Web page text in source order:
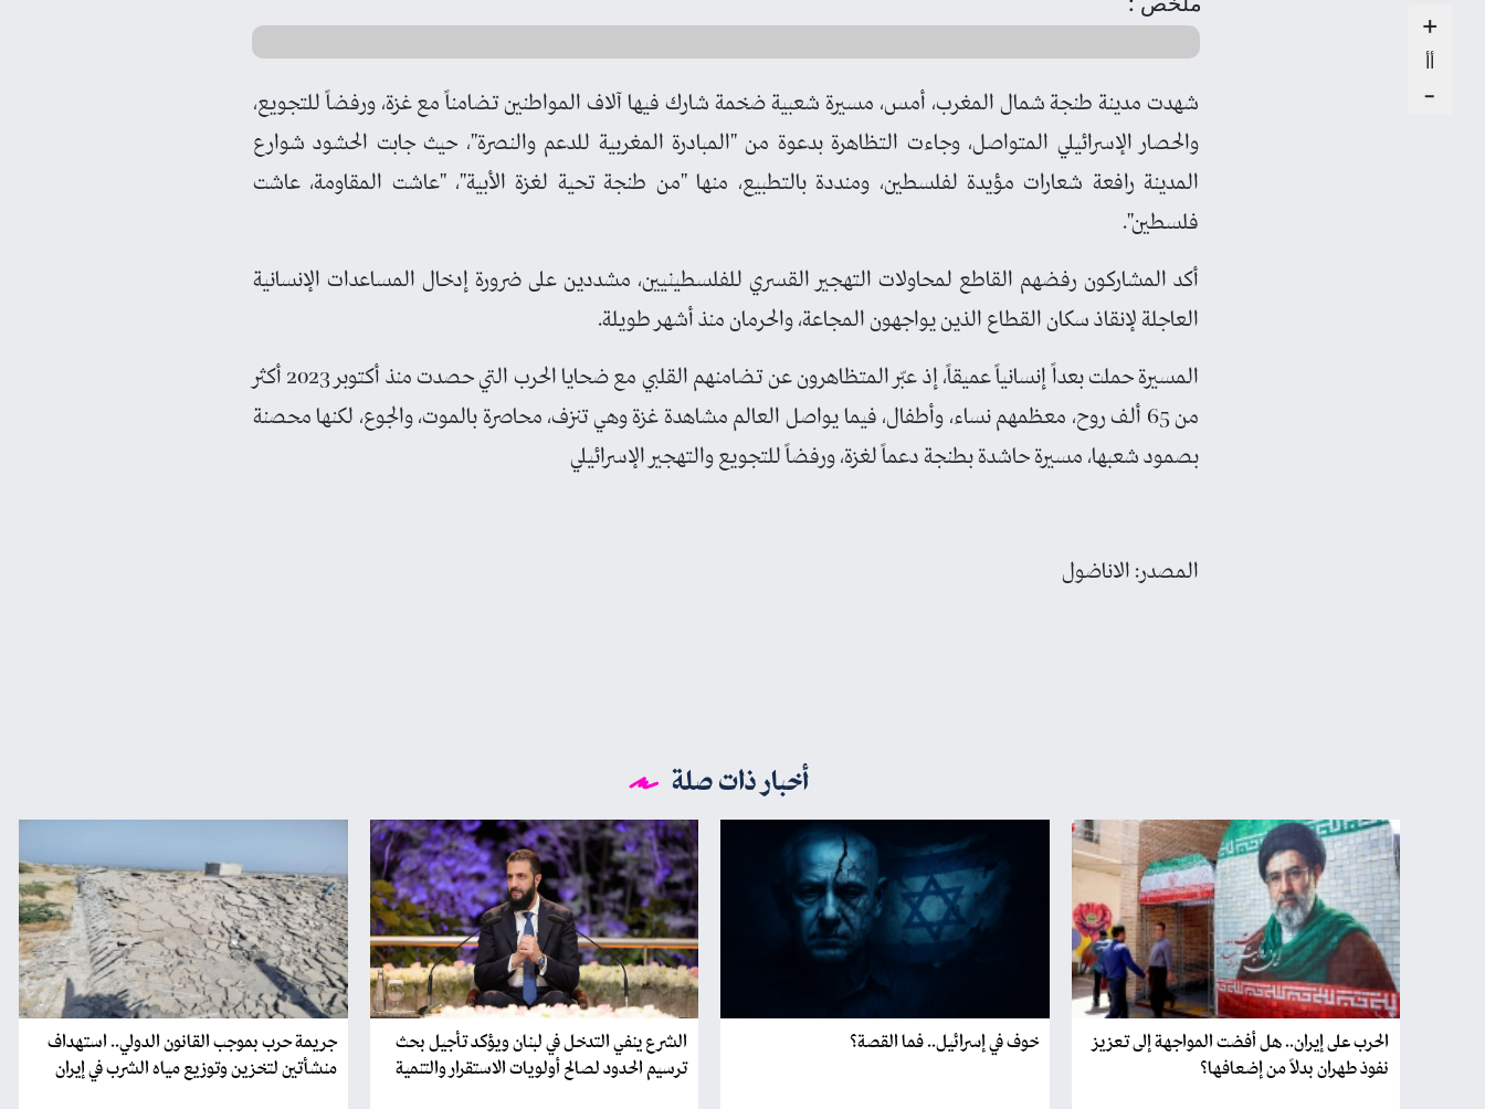
+
أأ
-
شهدت مدينة طنجة شمال المغرب، أمس، مسيرة شعبية ضخمة شارك فيها آلاف المواطنين تضامناً مع غزة، ورفضاً للتجويع،
والحصار الإسرائيلي المتواصل، وجاءت التظاهرة بدعوة من "المبادرة المغربية للدعم والنصرة"، حيث جابت الحشود شوارع
المدينة رافعة شعارات مؤيدة لفلسطين، ومنددة بالتطبيع، منها "من طنجة تحية لغزة الأبية"، "عاشت المقاومة، عاشت
فلسطين".
أكد المشاركون رفضهم القاطع لمحاولات التهجير القسري للفلسطينيين، مشددين على ضرورة إدخال المساعدات الإنسانية
العاجلة لإنقاذ سكان القطاع الذين يواجهون المجاعة، والحرمان منذ أشهر طويلة.
المسيرة حملت بعداً إنسانياً عميقاً، إذ عبّر المتظاهرون عن تضامنهم القلبي مع ضحايا الحرب التي حصدت منذ أكتوبر 2023 أكثر
من 65 ألف روح، معظمهم نساء، وأطفال، فيما يواصل العالم مشاهدة غزة وهي تنزف، محاصرة بالموت، والجوع، لكنها محصنة
بصمود شعبها، مسيرة حاشدة بطنجة دعماً لغزة، ورفضاً للتجويع والتهجير الإسرائيلي
المصدر: الاناضول
أخبار ذات صلة
الحرب على إيران.. هل أفضت المواجهة إلى تعزيز
نفوذ طهران بدلاً من إضعافها؟
خوف في إسرائيل.. فما القصة؟
الشرع ينفي التدخل في لبنان ويؤكد تأجيل بحث
ترسيم الحدود لصالح أولويات الاستقرار والتنمية
جريمة حرب بموجب القانون الدولي.. استهداف
منشأتين لتخزين وتوزيع مياه الشرب في إيران